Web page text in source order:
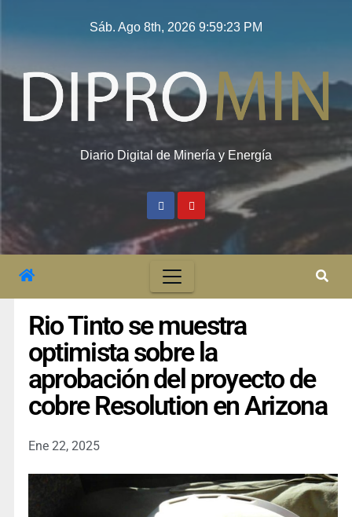
Sáb. Ago 8th, 2026 9:59:23 PM
Diario Digital de Minería y Energía
Rio Tinto se muestra
optimista sobre la
aprobación del proyecto de
cobre Resolution en Arizona
Ene 22, 2025